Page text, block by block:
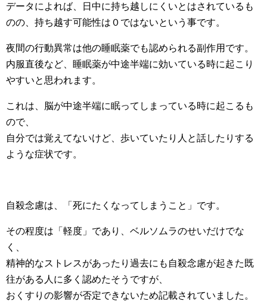
データによれば、日中に持ち越しにくいとはされているも
のの、持ち越す可能性は０ではないという事です。
夜間の行動異常は他の睡眠薬でも認められる副作用です。
内服直後など、睡眠薬が中途半端に効いている時に起こり
やすいと思われます。
これは、脳が中途半端に眠ってしまっている時に起こるも
ので、
自分では覚えてないけど、歩いていたり人と話したりする
ような症状です。
自殺念慮は、「死にたくなってしまうこと」です。
その程度は「軽度」であり、ベルソムラのせいだけでな
く、
精神的なストレスがあったり過去にも自殺念慮が起きた既
往がある人に多く認めたそうですが、
おくすりの影響が否定できないため記載されていました。